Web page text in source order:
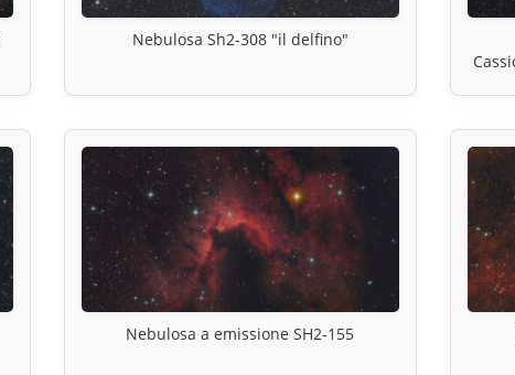
Nebulosa Sh2-308 "il delfino"
Nebulosa a emissione SH2-155